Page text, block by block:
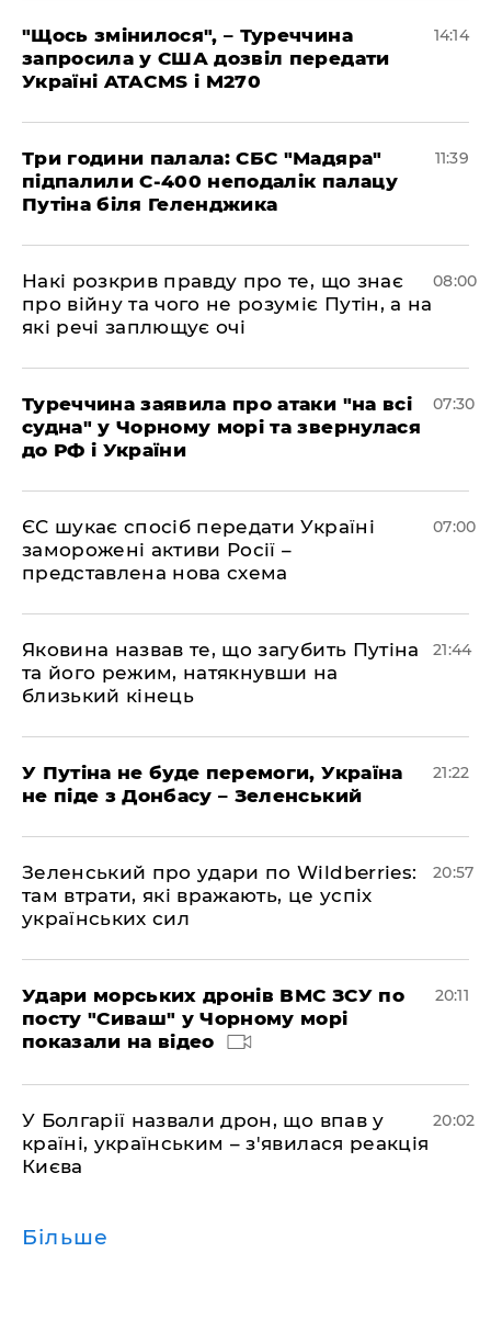
"Щось змінилося", – Туреччина
запросила у США дозвіл передати
Україні ATACMS і M270
14:14
Три години палала: СБС "Мадяра"
підпалили С-400 неподалік палацу
Путіна біля Геленджика
11:39
Накі розкрив правду про те, що знає
про війну та чого не розуміє Путін, а на
які речі заплющує очі
08:00
Туреччина заявила про атаки "на всі
судна" у Чорному морі та звернулася
до РФ і України
07:30
ЄС шукає спосіб передати Україні
заморожені активи Росії –
представлена ​​нова схема
07:00
Яковина назвав те, що загубить Путіна
та його режим, натякнувши на
близький кінець
21:44
У Путіна не буде перемоги, Україна
не піде з Донбасу – Зеленський
21:22
Зеленський про удари по Wildberries:
там втрати, які вражають, це успіх
українських сил
20:57
Удари морських дронів ВМС ЗСУ по
посту "Сиваш" у Чорному морі
показали на відео
20:11
У Болгарії назвали дрон, що впав у
країні, українським – з'явилася реакція
Києва
20:02
Більше